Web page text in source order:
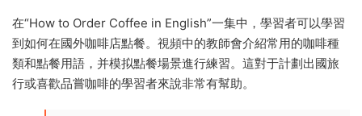
在“How to Order Coffee in English”一集中，學習者可以學習
到如何在國外咖啡店點餐。視頻中的教師會介紹常用的咖啡種
類和點餐用語，并模拟點餐場景進行練習。這對于計劃出國旅
行或喜歡品嘗咖啡的學習者來說非常有幫助。